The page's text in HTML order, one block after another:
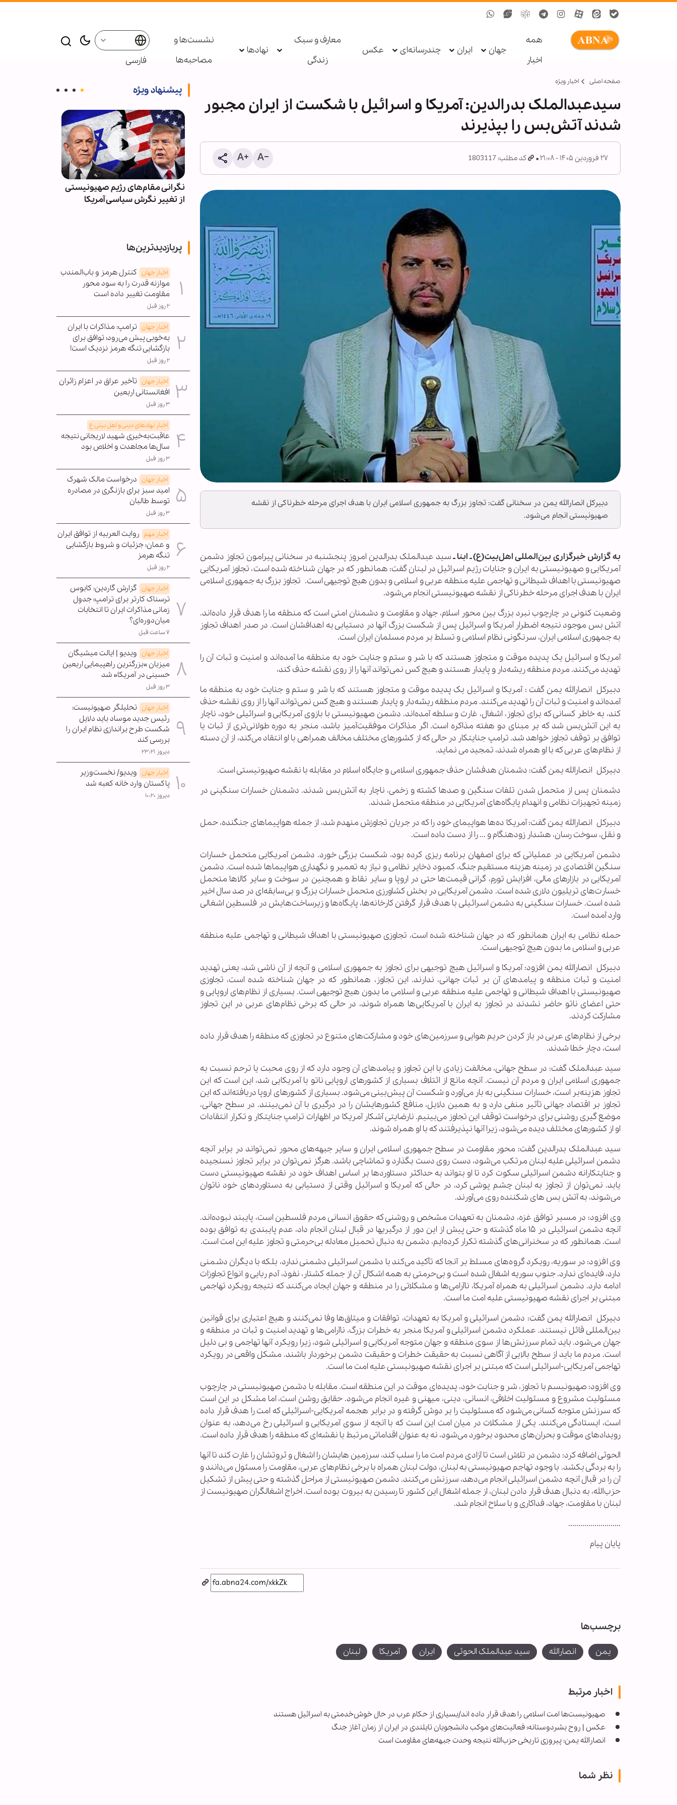
همه
اخبار
جهان ایران چندرسانه‌ای عکس
معارف و سبک
زندگی
نهادها
نشست‌ها و
مصاحبه‌ها
فارسی
صفحه اصلی اخبار ویژه
سیدعبدالملک بدرالدین: آمریکا و اسرائیل با شکست از ایران مجبور
شدند آتش‌بس را بپذیرند
۲۷ فروردین ۱۴۰۵ - ۲۱:۰۸ کد مطلب: 1803117
دبیرکل انصارالله یمن در سخنانی گفت: تجاوز بزرگ به جمهوری اسلامی ایران با هدف اجرای مرحله خطرناکی از نقشه
صهیونیستی انجام می‌شود.
به گزارش خبرگزاری بین‌المللی اهل‌بیت(ع) ـ ابنا ـسید عبدالملک بدرالدین امروز پنجشنبه در سخنانی پیرامون تجاوز دشمن
آمریکایی و صهیونیستی به ایران و جنایات رژیم اسرائیل در لبنان گفت: همانطور که در جهان شناخته شده است، تجاوز آمریکایی
صهیونیستی با اهداف شیطانی و تهاجمی علیه منطقه عربی و اسلامی و بدون هیچ توجیهی است. تجاوز بزرگ به جمهوری اسلامی
ایران با هدف اجرای مرحله خطرناکی از نقشه صهیونیستی انجام می‌شود.
وضعیت کنونی در چارچوب نبرد بزرگ بین محور اسلام، جهاد و مقاومت و دشمنان امتی است که منطقه ما را هدف قرار داده‌اند.
آتش‌ بس موجود نتیجه اضطرار آمریکا و اسرائیل پس از شکست بزرگ آنها در دستیابی به اهدافشان است. در صدر اهداف تجاوز
به جمهوری اسلامی ایران، سرنگونی نظام اسلامی و تسلط بر مردم مسلمان ایران است.
آمریکا و اسرائیل یک پدیده موقت و متجاوز هستند که با شر و ستم و جنایت خود به منطقه ما آمده‌اند و امنیت و ثبات آن را
تهدید می‌کنند. مردم منطقه ریشه‌دار و پایدار هستند و هیچ کس نمی‌تواند آنها را از روی نقشه حذف کند،
دبیرکل انصارالله یمن گفت : آمریکا و اسرائیل یک پدیده موقت و متجاوز هستند که با شر و ستم و جنایت خود به منطقه ما
آمده‌اند و امنیت و ثبات آن را تهدید می‌کنند. مردم منطقه ریشه‌دار و پایدار هستند و هیچ کس نمی‌تواند آنها را از روی نقشه حذف
کند، به خاطر کسانی که برای تجاوز، اشغال، غارت و سلطه آمده‌اند. دشمن صهیونیستی با بازوی آمریکایی و اسرائیلی خود، ناچار
به این آتش‌بس شد که بر مبنای دو هفته مذاکره است. اگر مذاکرات موفقیت‌آمیز باشد، منجر به دوره طولانی‌تری از ثبات یا
توافق بر توقف تجاوز خواهد شد. ترامپ جنایتکار در حالی که از کشورهای مختلف مخالف همراهی با او انتقاد می‌کند، از آن دسته
از نظام‌های عربی که با او همراه شدند، تمجید می‌ نماید.
دبیرکل انصارالله یمن گفت: دشمنان هدفشان حذف جمهوری اسلامی و جایگاه اسلام در مقابله با نقشه صهیونیستی است.
دشمنان پس از متحمل شدن تلفات سنگین و صدها کشته و زخمی، ناچار به آتش‌بس شدند. دشمنان خسارات سنگینی در
زمینه تجهیزات نظامی و انهدام پایگاه‌های آمریکایی در منطقه متحمل شدند.
دبیرکل انصارالله یمن گفت: آمریکا ده‌ها هواپیمای خود را که در جریان تجاوزش منهدم شد، از جمله هواپیماهای جنگنده، حمل
و نقل، سوخت رسان، هشدار زودهنگام و ... را از دست داده است.
دشمن آمریکایی در عملیاتی که برای اصفهان برنامه ریزی کرده بود، شکست بزرگی خورد. دشمن آمریکایی متحمل خسارات
سنگین اقتصادی در زمینه هزینه مستقیم جنگ، کمبود ذخایر نظامی و نیاز به تعمیر و نگهداری هواپیماها شده است. دشمن
آمریکایی در بازارهای مالی، افزایش تورم، گرانی قیمت‌ها حتی در اروپا و سایر نقاط و همچنین در سوخت و سایر کالاها متحمل
خسارت‌های تریلیون دلاری شده است. دشمن آمریکایی در بخش کشاورزی متحمل خسارات بزرگ و بی‌سابقه‌ای در صد سال اخیر
شده است. خسارات سنگینی به دشمن اسرائیلی با هدف قرار گرفتن کارخانه‌ها، پایگاه‌ها و زیرساخت‌هایش در فلسطین اشغالی
وارد آمده است.
حمله نظامی به ایران همانطور که در جهان شناخته شده است، تجاوزی صهیونیستی با اهداف شیطانی و تهاجمی علیه منطقه
عربی و اسلامی ما بدون هیچ توجیهی است.
دبیرکل انصارالله یمن افزود: آمریکا و اسرائیل هیچ توجیهی برای تجاوز به جمهوری اسلامی و آنچه از آن ناشی شد، یعنی تهدید
امنیت و ثبات منطقه و پیامدهای آن بر ثبات جهانی، ندارند. این تجاوز، همانطور که در جهان شناخته شده است، تجاوزی
صهیونیستی با اهداف شیطانی و تهاجمی علیه منطقه عربی و اسلامی ما بدون هیچ توجیهی است. بسیاری از نظام‌های اروپایی و
حتی اعضای ناتو حاضر نشدند در تجاوز به ایران با آمریکایی‌ها همراه شوند، در حالی که برخی نظام‌های عربی در این تجاوز
مشارکت کردند.
برخی از نظام‌های عربی در باز کردن حریم هوایی و سرزمین‌های خود و مشارکت‌های متنوع در تجاوزی که منطقه را هدف قرار داده
است، دچار خطا شدند.
سید عبدالملک گفت: در سطح جهانی، مخالفت زیادی با این تجاوز و پیامدهای آن وجود دارد که از روی محبت یا ترحم نسبت به
جمهوری اسلامی ایران و مردم آن نیست. آنچه مانع از ائتلاف بسیاری از کشورهای اروپایی ناتو با آمریکایی شد، این است که این
تجاوز هزینه‌بر است، خسارات سنگینی به بار می‌آورد و شکست آن پیش‌بینی می‌شود. بسیاری از کشورهای اروپا دریافته‌اند که این
تجاوز بر اقتصاد جهانی تأثیر منفی دارد و به همین دلایل، منافع کشورهایشان را در درگیری با آن نمی‌بینند. در سطح جهانی،
موضع گیری روشنی برای درخواست توقف این تجاوز می‌بینیم. نارضایتی آشکار آمریکا در اظهارات ترامپ جنایتکار و تکرار انتقادات
او از کشورهای مختلف دیده می‌شود، زیرا آنها نپذیرفتند که با او همراه شوند.
سید عبدالملک بدرالدین گفت: محور مقاومت در سطح جمهوری اسلامی ایران و سایر جبهه‌های محور نمی‌تواند در برابر آنچه
دشمن اسرائیلی علیه لبنان مرتکب می‌شود، دست روی دست بگذارد و تماشاچی باشد. هرگز نمی‌توان در برابر تجاوز نسنجیده
و جنایتکارانه دشمن اسرائیلی سکوت کرد تا او بتواند به حداکثر دستاوردها بر اساس اهداف خود در نقشه صهیونیستی دست
یابد. نمی‌توان از تجاوز به لبنان چشم پوشی کرد، در حالی که آمریکا و اسرائیل وقتی از دستیابی به دستاوردهای خود ناتوان
می‌شوند، به آتش‌ بس های شکننده روی می‌آورند.
وی افزود: در مسیر توافق غزه، دشمنان به تعهدات مشخص و روشنی که حقوق انسانی مردم فلسطین است، پایبند نبوده‌اند.
آنچه دشمن اسرائیلی در ۱۵ ماه گذشته و حتی پیش از این دور از درگیریها در قبال لبنان انجام داد، عدم پایبندی به توافق بوده
است. همانطور که در سخنرانی‌های گذشته تکرار کرده‌ایم، دشمن به دنبال تحمیل معادله بی‌حرمتی و تجاوز علیه این امت است.
وی افزود: در سوریه، رویکرد گروه‌های مسلط بر آنجا که تأکید می‌کند با دشمن اسرائیلی دشمنی ندارد، بلکه با دیگران دشمنی
دارد، فایده‌ای ندارد. جنوب سوریه اشغال شده است و بی‌حرمتی به همه اشکال آن از جمله کشتار، نفوذ، آدم‌ ربایی و انواع تجاوزات
ادامه دارد. دشمن اسرائیلی به همراه آمریکا، ناآرامی‌ها و مشکلاتی را در منطقه و جهان ایجاد می‌کنند که نتیجه رویکرد تهاجمی
مبتنی بر اجرای نقشه صهیونیستی علیه امت ما است.
دبیرکل انصارالله یمن گفت: دشمن اسرائیلی و آمریکا به تعهدات، توافقات و میثاق‌ها وفا نمی‌کنند و هیچ اعتباری برای قوانین
بین‌المللی قائل نیستند. عملکرد دشمن اسرائیلی و آمریکا منجر به خطرات بزرگ، ناآرامی‌ها و تهدید امنیت و ثبات در منطقه و
جهان می‌شود. باید تمام سرزنش‌ها از سوی منطقه و جهان متوجه آمریکایی و اسرائیلی شود، زیرا رویکرد آنها تهاجمی و بی‌ دلیل
است. مردم ما باید از سطح بالایی از آگاهی نسبت به حقیقت خطرات و حقیقت دشمن برخوردار باشند. مشکل واقعی در رویکرد
تهاجمی آمریکایی-اسرائیلی است که مبتنی بر اجرای نقشه صهیونیستی علیه امت ما است.
وی افزود: صهیونیسم با تجاوز، شر و جنایت خود، پدیده‌ای موقت در این منطقه است. مقابله با دشمن صهیونیستی در چارچوب
مسئولیت مشروع و مسئولیت اخلاقی، انسانی، دینی، میهنی و غیره انجام می‌شود. حقایق روشن است، اما مشکل در این است
که سرزنش متوجه کسانی می‌شود که مسئولیت را بر دوش گرفته و در برابر هجمه آمریکایی-اسرائیلی که امت را هدف قرار داده
است، ایستادگی می‌کنند. یکی از مشکلات در میان امت این است که با آنچه از سوی آمریکایی و اسرائیلی رخ می‌دهد، به عنوان
رویدادهای موقت و بحران‌های محدود برخورد می‌شود، نه به عنوان اقداماتی مرتبط با نقشه‌ای که منطقه را هدف قرار داده است.
الحوثی اضافه کرد: دشمن در تلاش است تا آزادی مردم امت ما را سلب کند، سرزمین‌ هایشان را اشغال و ثروتشان را غارت کند تا آنها
را به بردگی بکشد. با وجود تهاجم صهیونیستی به لبنان، دولت لبنان همراه با برخی نظام‌های عربی، مقاومت را مسئول می‌دانند و
آن را در قبال آنچه دشمن اسرائیلی انجام می‌دهد، سرزنش می‌کنند. دشمن صهیونیستی از مراحل گذشته و حتی پیش از تشکیل
حزب‌الله، به دنبال هدف قرار دادن لبنان، از جمله اشغال این کشور تا رسیدن به بیروت بوده است. اخراج اشغالگران صهیونیست از
لبنان با مقاومت، جهاد، فداکاری و با سلاح انجام شد.
..........................
پایان پیام
برچسب‌ها
یمن انصارالله سید عبدالملک الحوثی ایران آمریکا لبنان
اخبار مرتبط
صهیونیست‌ها امت اسلامی را هدف قرار داده اند/بسیاری از حکام عرب در حال خوش‌خدمتی به اسرائیل هستند
عکس | روح بشردوستانه؛ فعالیت‌های موکب دانشجویان تایلندی در ایران از زمان آغاز جنگ
انصارالله یمن: پیروزی تاریخی حزب‌الله نتیجه وحدت جبهه‌های مقاومت است
نظر شما
پیشنهاد ویژه
تایلند؛ برگزاری مراسم بزرگداشت
امام شهید امت و اربعین حسینی در
نگرانی مقام‌های رژیم صهیونیستی
از تغییر نگرش سیاسی آمریکا
پربازدیدترین‌ها
اخبار جهان کنترل هرمز و باب‌المندب
موازنه قدرت را به سود محور
مقاومت تغییر داده است
۲ روز قبل
اخبار جهان ترامپ: مذاکرات با ایران
به‌خوبی پیش می‌رود؛ توافق برای
بازگشایی تنگه هرمز نزدیک است!
۲ روز قبل
اخبار جهان تأخیر عراق در اعزام زائران
افغانستانی اربعین
۳ روز قبل
اخبار نهادهای دینی و اهل بیتی ع
عاقبت‌به‌خیری شهید لاریجانی نتیجه
سال‌ها مجاهدت و اخلاص بود
۳ روز قبل
اخبار جهان درخواست مالک شهرک
امید سبز برای بازنگری در مصادره
توسط طالبان
۳ روز قبل
اخبار مهم روایت العربیه از توافق ایران
و عمان؛ جزئیات و شروط بازگشایی
تنگه هرمز
۲ روز قبل
اخبار جهان گزارش گاردین: کابوس
ترسناک کارتر برای ترامپ؛ جدول
زمانی مذاکرات ایران تا انتخابات
میان‌دوره‌ای؟
۷ ساعت قبل
اخبار جهان ویدیو | ایالت میشیگان
میزبان »بزرگترین راهپیمایی اربعین
حسینی در آمریکا« شد
۳ روز قبل
اخبار جهان تحلیلگر صهیونیست:
رئیس جدید موساد باید دلایل
شکست طرح براندازی نظام ایران را
بررسی کند
دیروز ۲۳:۲۱
اخبار جهان ویدیو/ نخست‌وزیر
پاکستان وارد خانه کعبه شد
دیروز ۱۰:۲۰